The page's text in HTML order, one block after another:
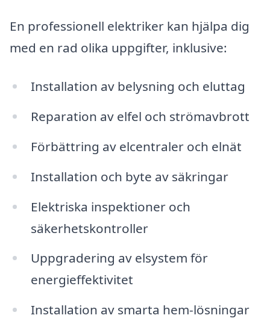
En professionell elektriker kan hjälpa dig
med en rad olika uppgifter, inklusive:
Installation av belysning och eluttag
Reparation av elfel och strömavbrott
Förbättring av elcentraler och elnät
Installation och byte av säkringar
Elektriska inspektioner och
säkerhetskontroller
Uppgradering av elsystem för
energieffektivitet
Installation av smarta hem-lösningar